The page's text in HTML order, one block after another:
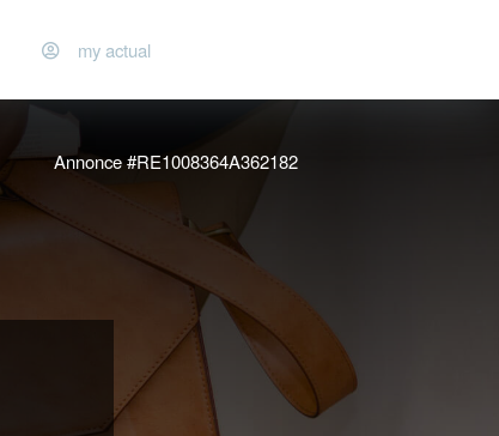
my actual
Annonce #RE1008364A362182